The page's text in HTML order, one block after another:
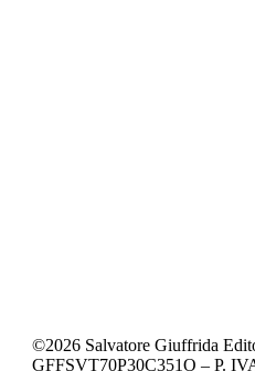
©2026Salvatore Giuffrida
GFFSVT70P30C351O – P.